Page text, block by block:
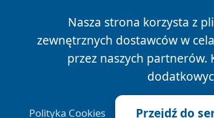
Nasza strona korzysta z
zewnętrznych dostawców w
przez naszych partnerów.
Polityka Cookies Przejdź do